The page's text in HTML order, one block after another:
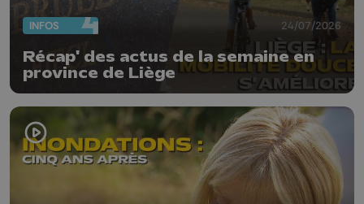
INFOS 24/07/2026
Récap' des actus de la semaine en
province de Liège